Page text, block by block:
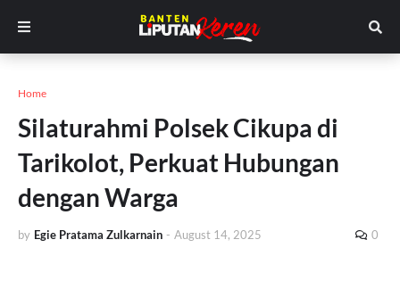
Home
Silaturahmi Polsek Cikupa di
Tarikolot, Perkuat Hubungan
dengan Warga
by Egie Pratama Zulkarnain - August 14, 2025 0